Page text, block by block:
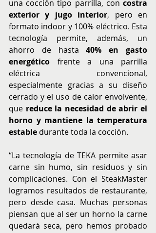
una cocción tipo parrilla, con costra
exterior y jugo interior, pero en
formato indoor y 100% eléctrico. Esta
tecnología permite, además, un
ahorro de hasta 40% en gasto
energético frente a una parrilla
eléctrica convencional,
especialmente gracias a su diseño
cerrado y el uso de calor envolvente,
que reduce la necesidad de abrir el
horno y mantiene la temperatura
estable durante toda la cocción.
“La tecnología de TEKA permite asar
carne sin humo, sin residuos y sin
complicaciones. Con el SteakMaster
logramos resultados de restaurante,
pero desde casa. Muchas personas
piensan que al ser un horno la carne
quedará seca, pero hemos probado